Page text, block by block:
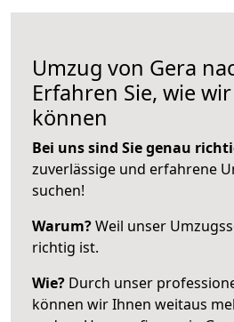
Umzug von Gera
Erfahren Sie, wie
können
Bei uns sind Sie genau
zuverlässige und erfahrene
suchen!
Warum?Weil unser
richtig ist.
Wie? Durch unser
können wir Ihnen weitaus